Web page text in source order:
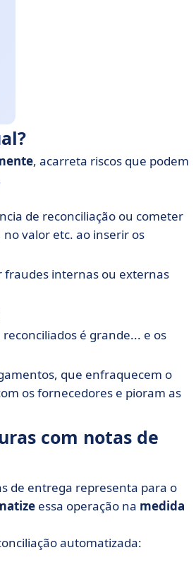
, acarreta riscos que podem
de reconciliação ou cometer
valor etc. ao inserir os
fraudes internas ou externas
é grande... e os
que enfraquecem o
os fornecedores e pioram as
com notas de
de entrega representa para o
essa operação na medida
automatizada: